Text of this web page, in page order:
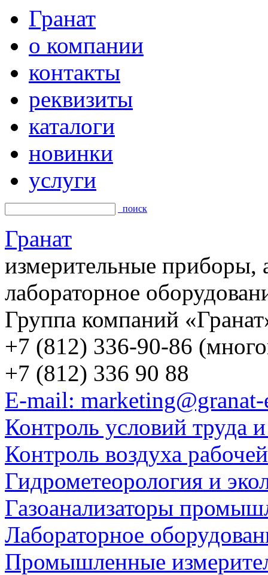
Гранат
о компании
контакты
реквизиты
каталоги
новинки
услуги
поиск
Гранат
измерительные приборы,
лабораторное
Группа компаний
+7 (812) 336-90-86
+7 (812) 336 90 88
E-mail:
Контроль условий труда
Контроль воздуха
Гидрометеорология и
Газоанализаторы
Лабораторное
Промышленные